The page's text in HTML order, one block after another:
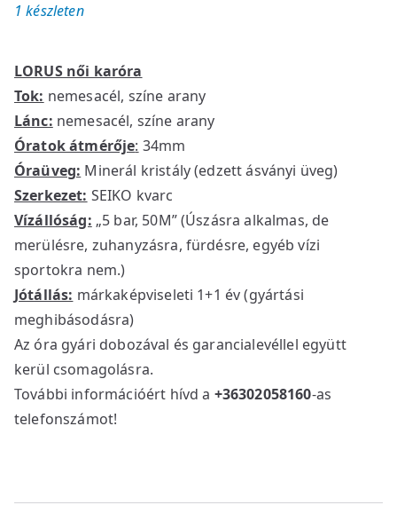
LORUS női karóra
Tok: nemesacél, színe arany
Lánc: nemesacél, színe arany
Óratok átmérője: 34mm
Óraüveg: Minerál kristály (edzett ásványi üveg)
Szerkezet: SEIKO kvarc
Vízállóság: „5 bar, 50M” (Úszásra alkalmas, de
merülésre, zuhanyzásra, fürdésre, egyéb vízi
sportokra nem.)
Jótállás: márkaképviseleti 1+1 év (gyártási
meghibásodásra)
Az óra gyári dobozával és garancialevéllel együtt
kerül csomagolásra.
További információért hívd a +36302058160-as
telefonszámot!
1 készleten